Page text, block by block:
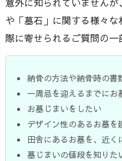
や「墓石」に関する様々
際に寄せられるご質問の一
納骨の方法や納骨時の書
一周忌を迎えるまでにお
お墓じまいをしたい
デザイン性のあるお墓を
田舎にあるお墓を、近く
墓じまいの値段を知りた